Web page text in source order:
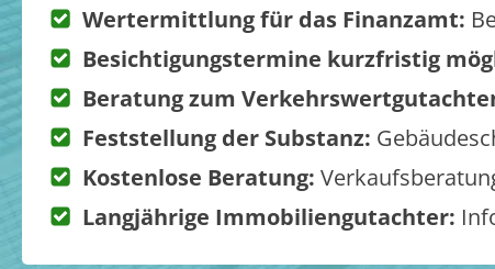
Wertermittlung für das Finanzamt:
Besichtigungstermine kurzfristig
Beratung zum
Feststellung der Substanz:
Kostenlose Beratung:
Langjährige Immobiliengutachter: